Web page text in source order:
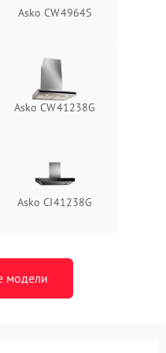
Asko CW4964S
Asko CW41238G
Asko CI41238G
модели